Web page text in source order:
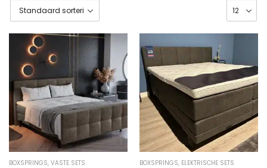
BOXSPRINGS, VASTE SETS BOXSPRINGS, ELEKTRISCHE SETS